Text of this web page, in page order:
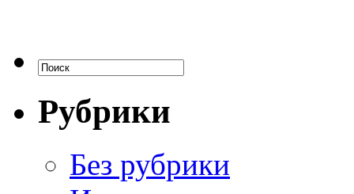
Рубрики
Без рубрики